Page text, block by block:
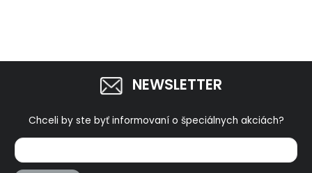
NEWSLETTER
Chceli by ste byť informovaní o špeciálnych akciách?